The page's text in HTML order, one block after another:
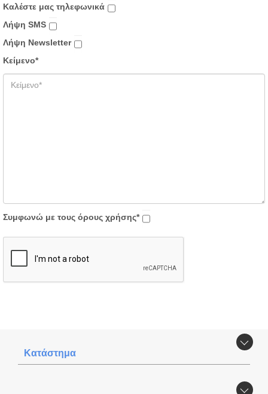
Καλέστε μας τηλεφωνικά
Λήψη SMS
Λήψη Newsletter
Κείμενο*
Συμφωνώ με τους όρους χρήσης*
Κατάστημα